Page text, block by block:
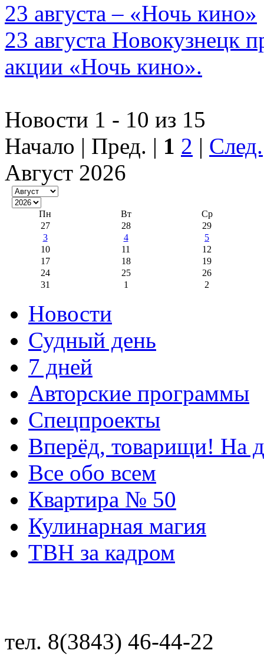
23 августа – «Ночь кино»
23 августа Новокузнецк
акции «Ночь кино».
Новости 1 - 10 из 15
Начало | Пред. | 1 2 | След.
Август 2026
Пн Вт
Ср
27
28
29
3
4
5
10
11
12
17
18
19
24
25
26
31
1 2
Новости
Судный день
7 дней
Авторские программы
Спецпроекты
Вперёд, товарищи! На
Все обо всем
Квартира № 50
Кулинарная магия
ТВН за кадром
тел. 8(3843) 46-44-22